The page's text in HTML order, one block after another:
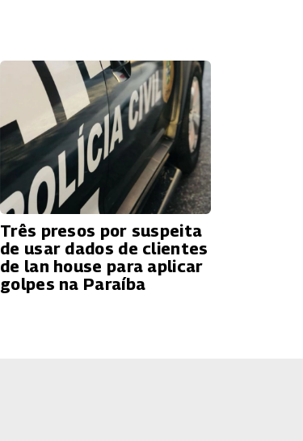
Três presos por suspeita
de usar dados de clientes
de lan house para aplicar
golpes na Paraíba